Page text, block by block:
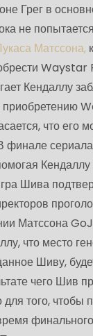
Грег в
не попытается
Матссона,
Waystar
Кендаллу
приобретению
что его
сериала
Кендаллу
Шива
Матссона
что место
Шиву,
чего Шив
того, чтобы